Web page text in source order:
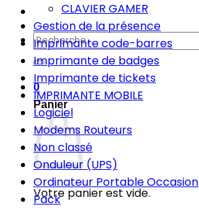
Recherche
pour :
0
Panier
Votre panier est vide.
CLAVIER GAMER
Gestion de la présence
Imprimante code-barres
Imprimante de badges
Imprimante de tickets
IMPRIMANTE MOBILE
Logiciel
Modems Routeurs
Non classé
Onduleur (UPS)
Ordinateur Portable Occasion
Pack